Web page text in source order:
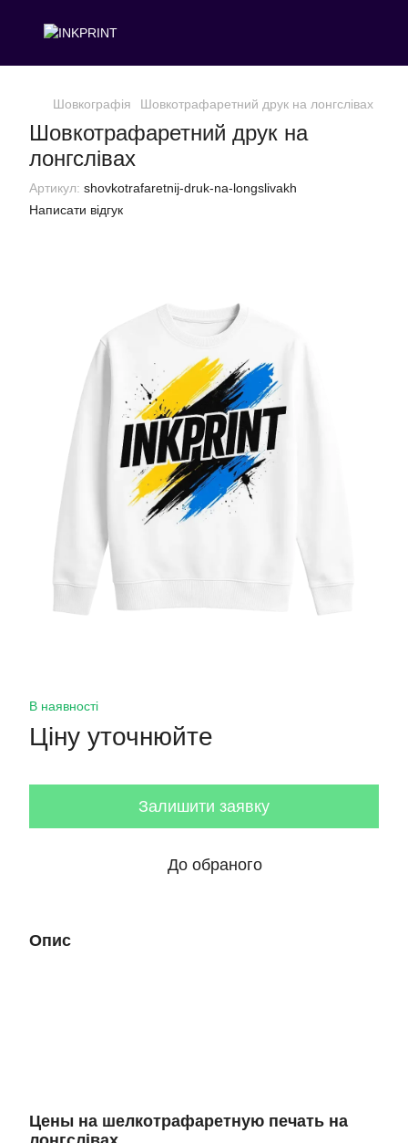
Шовкографія Шовкотрафаретний друк на лонгслівах
Шовкотрафаретний друк на
лонгслівах
Артикул: shovkotrafaretnij-druk-na-longslivakh
Написати відгук
В наявності
Ціну уточнюйте
Залишити заявку
До обраного
Опис
Цены на шелкотрафаретную печать на